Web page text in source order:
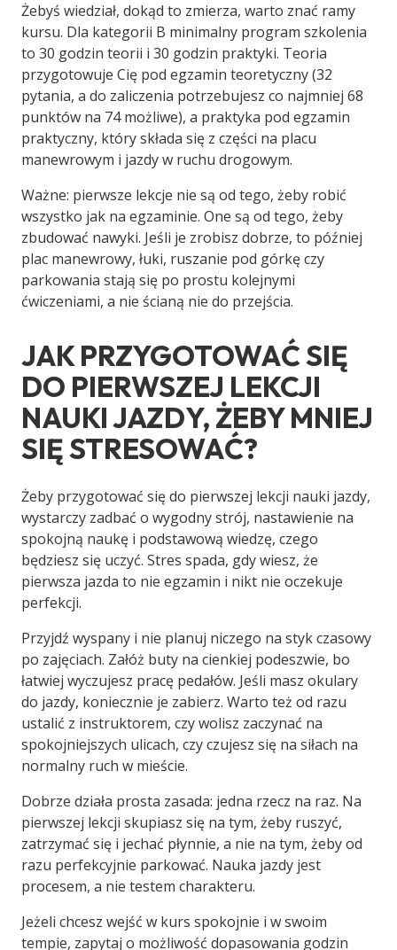
Żebyś wiedział, dokąd to zmierza, warto znać ramy
kursu. Dla kategorii B minimalny program szkolenia
to 30 godzin teorii i 30 godzin praktyki. Teoria
przygotowuje Cię pod egzamin teoretyczny (32
pytania, a do zaliczenia potrzebujesz co najmniej 68
punktów na 74 możliwe), a praktyka pod egzamin
praktyczny, który składa się z części na placu
manewrowym i jazdy w ruchu drogowym.
Ważne: pierwsze lekcje nie są od tego, żeby robić
wszystko jak na egzaminie. One są od tego, żeby
zbudować nawyki. Jeśli je zrobisz dobrze, to później
plac manewrowy, łuki, ruszanie pod górkę czy
parkowania stają się po prostu kolejnymi
ćwiczeniami, a nie ścianą nie do przejścia.
JAK PRZYGOTOWAĆ SIĘ
DO PIERWSZEJ LEKCJI
NAUKI JAZDY, ŻEBY MNIEJ
SIĘ STRESOWAĆ?
Żeby przygotować się do pierwszej lekcji nauki jazdy,
wystarczy zadbać o wygodny strój, nastawienie na
spokojną naukę i podstawową wiedzę, czego
będziesz się uczyć. Stres spada, gdy wiesz, że
pierwsza jazda to nie egzamin i nikt nie oczekuje
perfekcji.
Przyjdź wyspany i nie planuj niczego na styk czasowy
po zajęciach. Załóż buty na cienkiej podeszwie, bo
łatwiej wyczujesz pracę pedałów. Jeśli masz okulary
do jazdy, koniecznie je zabierz. Warto też od razu
ustalić z instruktorem, czy wolisz zaczynać na
spokojniejszych ulicach, czy czujesz się na siłach na
normalny ruch w mieście.
Dobrze działa prosta zasada: jedna rzecz na raz. Na
pierwszej lekcji skupiasz się na tym, żeby ruszyć,
zatrzymać się i jechać płynnie, a nie na tym, żeby od
razu perfekcyjnie parkować. Nauka jazdy jest
procesem, a nie testem charakteru.
Jeżeli chcesz wejść w kurs spokojnie i w swoim
tempie, zapytaj o możliwość dopasowania godzin